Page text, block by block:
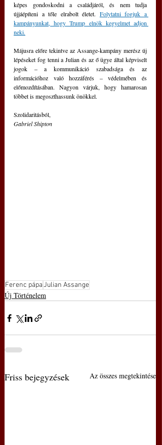
képes gondoskodni a családjáról, és nem tudja
újjáépíteni a tőle elrabolt életet. Folytatni fogjuk a
kampányunkat, hogy Trump elnök kegyelmet adjon
neki.
Májusra előre tekintve az Assange-kampány merész új
lépéseket fog tenni a Julian és az ő ügye által képviselt
jogok – a kommunikáció szabadsága és az
információhoz való hozzáférés – védelmében és
előmozdításában. Nagyon várjuk, hogy hamarosan
többet is megoszthassunk önökkel.
Szolidaritásból,
Gabriel Shipton
Ferenc pápaJulian Assange
Új Történelem
Friss bejegyzések Az összes megtekintése